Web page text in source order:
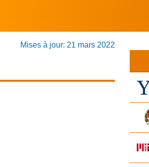
Mises à jour: 21 mars 2022